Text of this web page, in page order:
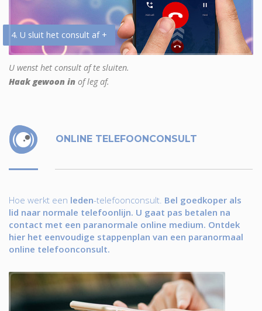
4. U sluit het consult af +
U wenst het consult af te sluiten.
Haak gewoon in of leg af.
ONLINE TELEFOONCONSULT
Hoe werkt een leden-telefoonconsult. Bel goedkoper als
lid naar normale telefoonlijn. U gaat pas betalen na
contact met een paranormale online medium. Ontdek
hier het eenvoudige stappenplan van een paranormaal
online telefoonconsult.